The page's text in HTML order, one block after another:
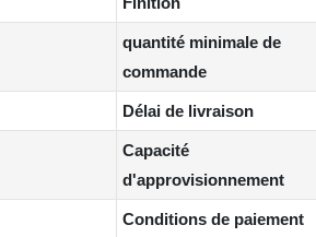
quantité minimale de
commande
Délai de livraison
Capacité
d'approvisionnement
Conditions de paiement